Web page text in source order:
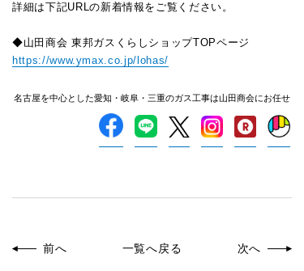
詳細は下記URLの新着情報をご覧ください。
◆山田商会 東邦ガスくらしショップTOPページ
https://www.ymax.co.jp/lohas/
名古屋を中心とした愛知・岐阜・三重のガス工事は山田商会にお任せ
前へ 一覧へ戻る 次へ